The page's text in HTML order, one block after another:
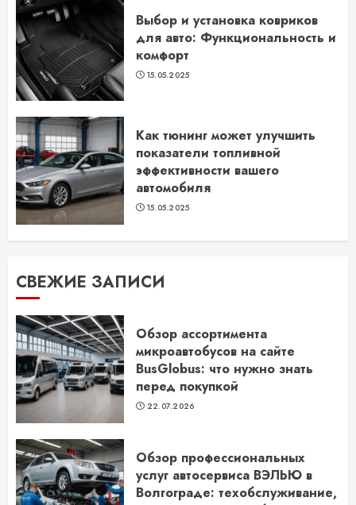
Выбор и установка ковриков
для авто: Функциональность и
комфорт
15.05.2025
Как тюнинг может улучшить
показатели топливной
эффективности вашего
автомобиля
15.05.2025
СВЕЖИЕ ЗАПИСИ
Обзор ассортимента
микроавтобусов на сайте
BusGlobus: что нужно знать
перед покупкой
22.07.2026
Обзор профессиональных
услуг автосервиса ВЭЛЬЮ в
Волгограде: техобслуживание,